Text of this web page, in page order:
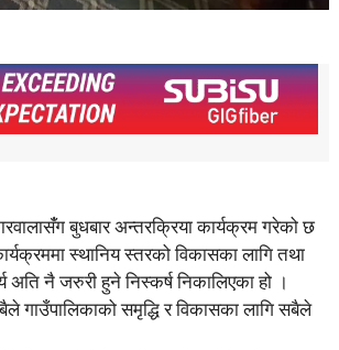
बुधबार अन्तरक्रिया कार्यक्रम गरेको छ
स्थानिय स्तरको विकासका लागि तथा
अति नै जरुरी हुने निस्कर्ष निकालिएका हो ।
गाउँपालिकाको समृद्धि र विकासका लागि सबैले